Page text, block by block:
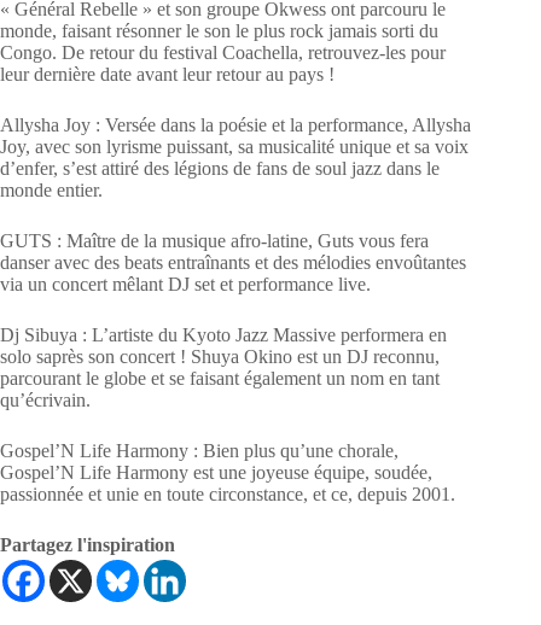
« Général Rebelle » et son groupe Okwess ont parcouru le
monde, faisant résonner le son le plus rock jamais sorti du
Congo. De retour du festival Coachella, retrouvez-les pour
leur dernière date avant leur retour au pays !
Allysha Joy : Versée dans la poésie et la performance, Allysha
Joy, avec son lyrisme puissant, sa musicalité unique et sa voix
d’enfer, s’est attiré des légions de fans de soul jazz dans le
monde entier.
GUTS : Maître de la musique afro-latine, Guts vous fera
danser avec des beats entraînants et des mélodies envoûtantes
via un concert mêlant DJ set et performance live.
Dj Sibuya : L’artiste du Kyoto Jazz Massive performera en
solo saprès son concert ! Shuya Okino est un DJ reconnu,
parcourant le globe et se faisant également un nom en tant
qu’écrivain.
Gospel’N Life Harmony : Bien plus qu’une chorale,
Gospel’N Life Harmony est une joyeuse équipe, soudée,
passionnée et unie en toute circonstance, et ce, depuis 2001.
Partagez l'inspiration